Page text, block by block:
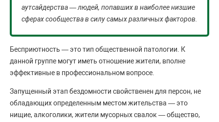
аутсайдерства — людей, попавших в наиболее низшие
сферах сообщества в силу самых различных факторов.
Бесприютность — это тип общественной патологии. К
данной группе могут иметь отношение жители, вполне
эффективные в профессиональном вопросе.
Запущенный этап бездомности свойственен для персон, не
обладающих определенным местом жительства — это
нищие, алкоголики, жители мусорных свалок — общество,